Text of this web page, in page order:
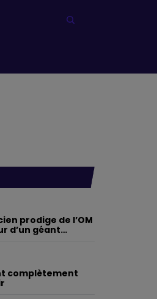
prodige de l’OM
d’un géant
complètement